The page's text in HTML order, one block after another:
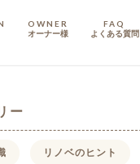
OWNER
オーナー様
FAQ
よくある質問
ー
リノベのヒント